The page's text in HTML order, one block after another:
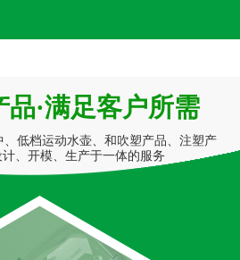
·满足客户所需
低档运动水壶、和吹塑产品、注塑产
、开模、生产于一体的服务